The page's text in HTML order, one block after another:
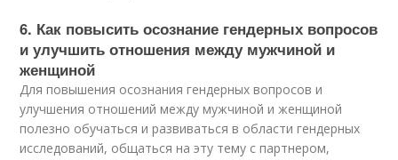
6. Как повысить осознание гендерных вопросов
и улучшить отношения между мужчиной и
женщиной
Для повышения осознания гендерных вопросов и
улучшения отношений между мужчиной и женщиной
полезно обучаться и развиваться в области гендерных
исследований, общаться на эту тему с партнером,